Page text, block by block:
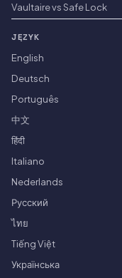
Vaultaire vs Safe Lock
JĘZYK
English
Deutsch
Português
中文
हिंदी
Italiano
Nederlands
Русский
ไทย
Tiếng Việt
Українська